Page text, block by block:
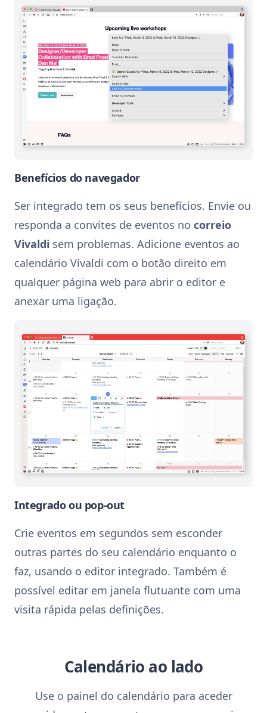
Benefícios do navegador
Ser integrado tem os seus benefícios. Envie ou
responda a convites de eventos no correio
Vivaldi sem problemas. Adicione eventos ao
calendário Vivaldi com o botão direito em
qualquer página web para abrir o editor e
anexar uma ligação.
Integrado ou pop-out
Crie eventos em segundos sem esconder
outras partes do seu calendário enquanto o
faz, usando o editor integrado. Também é
possível editar em janela flutuante com uma
visita rápida pelas definições.
Calendário ao lado
Use o painel do calendário para aceder